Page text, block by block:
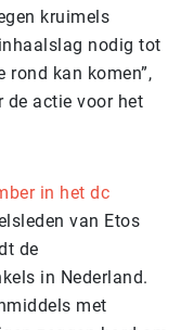
kruimels
nodig tot
kan komen”,
de actie voor het
in het dc
van Etos
de
in Nederland.
met